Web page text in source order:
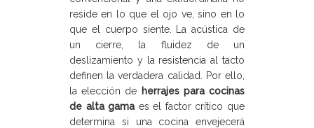
reside en lo que el ojo ve, sino en lo
que el cuerpo siente. La acústica de
un cierre, la fluidez de un
deslizamiento y la resistencia al tacto
definen la verdadera calidad. Por ello,
la elección de herrajes para cocinas
de alta gamaes el factor crítico que
determina si una cocina envejecerá